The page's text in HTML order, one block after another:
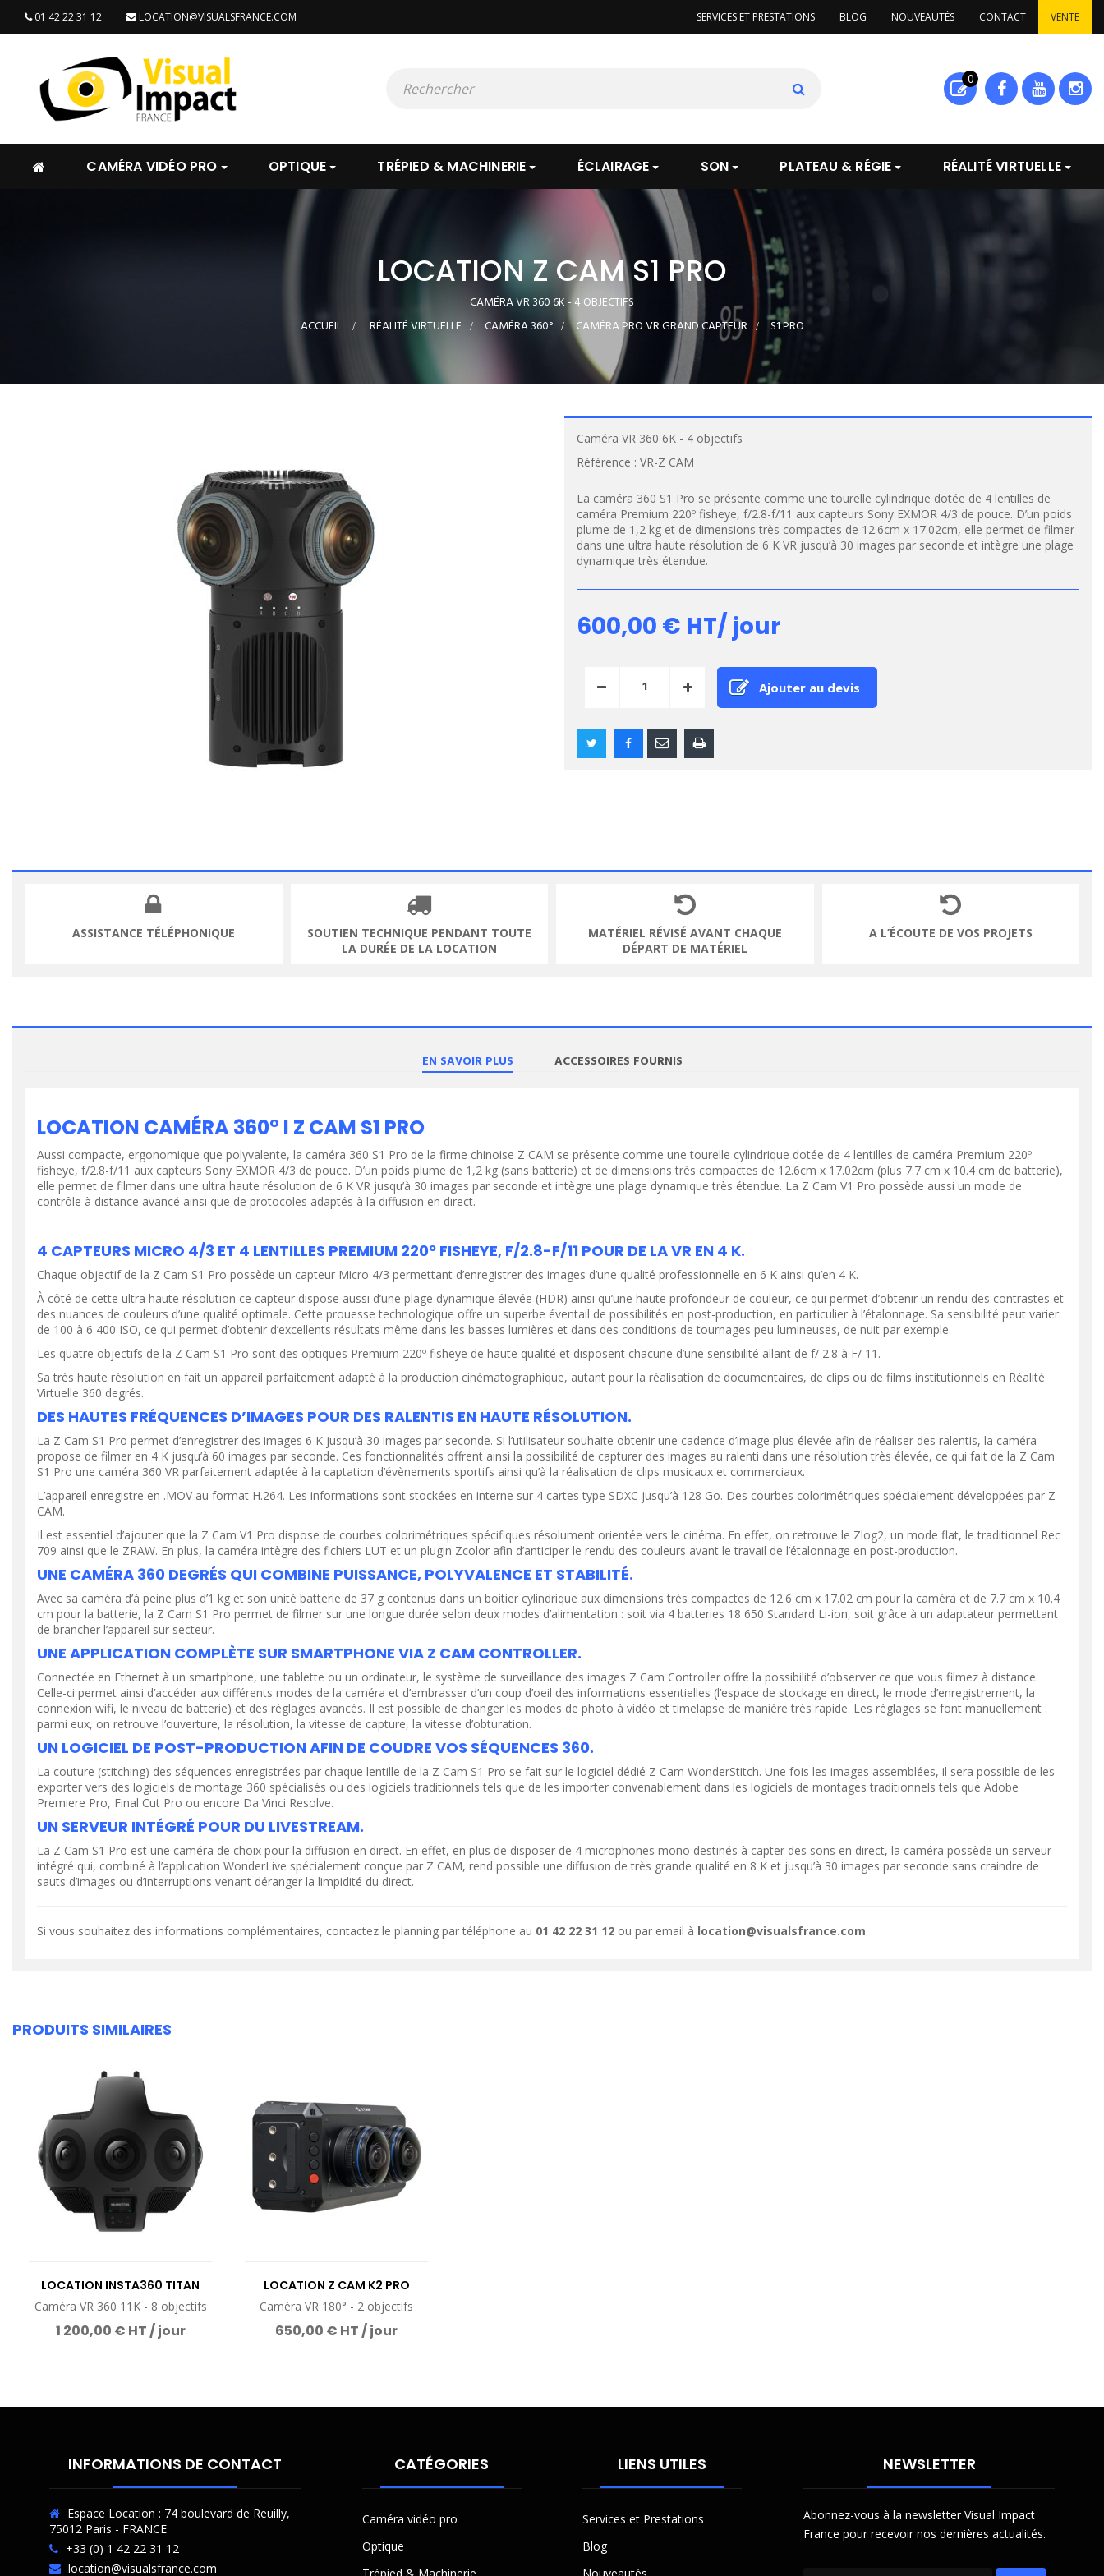
01 42 22 31 12 LOCATION@VISUALSFRANCE.COM SERVICES ET PRESTATIONS BLOG NOUVEAUTÉS CONTACT VENTE
0
CAMÉRA VIDÉO PRO OPTIQUE TRÉPIED & MACHINERIE ÉCLAIRAGE SON PLATEAU & RÉGIE RÉALITÉ VIRTUELLE
LOCATION Z CAM S1 PRO
CAMÉRA VR 360 6K - 4 OBJECTIFS
ACCUEIL > RÉALITÉ VIRTUELLE > CAMÉRA 360° > CAMÉRA PRO VR GRAND CAPTEUR > S1 PRO
Caméra VR 360 6K - 4 objectifs
Référence : VR-Z CAM
La caméra 360 S1 Pro se présente comme une tourelle cylindrique dotée de 4 lentilles de
caméra Premium 220º fisheye, f/2.8-f/11 aux capteurs Sony EXMOR 4/3 de pouce. D’un poids
plume de 1,2 kg et de dimensions très compactes de 12.6cm x 17.02cm, elle permet de filmer
dans une ultra haute résolution de 6 K VR jusqu’à 30 images par seconde et intègre une plage
dynamique très étendue.
600,00 € HT/ jour
Ajouter au devis
ASSISTANCE TÉLÉPHONIQUE
SOUTIEN TECHNIQUE PENDANT TOUTE
LA DURÉE DE LA LOCATION
MATÉRIEL RÉVISÉ AVANT CHAQUE
DÉPART DE MATÉRIEL
A L’ÉCOUTE DE VOS PROJETS
EN SAVOIR PLUS ACCESSOIRES FOURNIS
LOCATION CAMÉRA 360° I Z CAM S1 PRO
Aussi compacte, ergonomique que polyvalente, la caméra 360 S1 Pro de la firme chinoise Z CAM se présente comme une tourelle cylindrique dotée de 4 lentilles de caméra Premium 220º
fisheye, f/2.8-f/11 aux capteurs Sony EXMOR 4/3 de pouce. D’un poids plume de 1,2 kg (sans batterie) et de dimensions très compactes de 12.6cm x 17.02cm (plus 7.7 cm x 10.4 cm de batterie),
elle permet de filmer dans une ultra haute résolution de 6 K VR jusqu’à 30 images par seconde et intègre une plage dynamique très étendue. La Z Cam V1 Pro possède aussi un mode de
contrôle à distance avancé ainsi que de protocoles adaptés à la diffusion en direct.
4 CAPTEURS MICRO 4/3 ET 4 LENTILLES PREMIUM 220º FISHEYE, F/2.8-F/11 POUR DE LA VR EN 4 K.
Chaque objectif de la Z Cam S1 Pro possède un capteur Micro 4/3 permettant d’enregistrer des images d’une qualité professionnelle en 6 K ainsi qu’en 4 K.
À côté de cette ultra haute résolution ce capteur dispose aussi d’une plage dynamique élevée (HDR) ainsi qu’une haute profondeur de couleur, ce qui permet d’obtenir un rendu des contrastes et
des nuances de couleurs d’une qualité optimale. Cette prouesse technologique offre un superbe éventail de possibilités en post-production, en particulier à l’étalonnage. Sa sensibilité peut varier
de 100 à 6 400 ISO, ce qui permet d’obtenir d’excellents résultats même dans les basses lumières et dans des conditions de tournages peu lumineuses, de nuit par exemple.
Les quatre objectifs de la Z Cam S1 Pro sont des optiques Premium 220º fisheye de haute qualité et disposent chacune d’une sensibilité allant de f/ 2.8 à F/ 11.
Sa très haute résolution en fait un appareil parfaitement adapté à la production cinématographique, autant pour la réalisation de documentaires, de clips ou de films institutionnels en Réalité
Virtuelle 360 degrés.
DES HAUTES FRÉQUENCES D’IMAGES POUR DES RALENTIS EN HAUTE RÉSOLUTION.
La Z Cam S1 Pro permet d’enregistrer des images 6 K jusqu’à 30 images par seconde. Si l’utilisateur souhaite obtenir une cadence d’image plus élevée afin de réaliser des ralentis, la caméra
propose de filmer en 4 K jusqu’à 60 images par seconde. Ces fonctionnalités offrent ainsi la possibilité de capturer des images au ralenti dans une résolution très élevée, ce qui fait de la Z Cam
S1 Pro une caméra 360 VR parfaitement adaptée à la captation d’évènements sportifs ainsi qu’à la réalisation de clips musicaux et commerciaux.
L’appareil enregistre en .MOV au format H.264. Les informations sont stockées en interne sur 4 cartes type SDXC jusqu’à 128 Go. Des courbes colorimétriques spécialement développées par Z
CAM.
Il est essentiel d’ajouter que la Z Cam V1 Pro dispose de courbes colorimétriques spécifiques résolument orientée vers le cinéma. En effet, on retrouve le Zlog2, un mode flat, le traditionnel Rec
709 ainsi que le ZRAW. En plus, la caméra intègre des fichiers LUT et un plugin Zcolor afin d’anticiper le rendu des couleurs avant le travail de l’étalonnage en post-production.
UNE CAMÉRA 360 DEGRÉS QUI COMBINE PUISSANCE, POLYVALENCE ET STABILITÉ.
Avec sa caméra d’à peine plus d’1 kg et son unité batterie de 37 g contenus dans un boitier cylindrique aux dimensions très compactes de 12.6 cm x 17.02 cm pour la caméra et de 7.7 cm x 10.4
cm pour la batterie, la Z Cam S1 Pro permet de filmer sur une longue durée selon deux modes d’alimentation : soit via 4 batteries 18 650 Standard Li-ion, soit grâce à un adaptateur permettant
de brancher l’appareil sur secteur.
UNE APPLICATION COMPLÈTE SUR SMARTPHONE VIA Z CAM CONTROLLER.
Connectée en Ethernet à un smartphone, une tablette ou un ordinateur, le système de surveillance des images Z Cam Controller offre la possibilité d’observer ce que vous filmez à distance.
Celle-ci permet ainsi d’accéder aux différents modes de la caméra et d’embrasser d’un coup d’oeil des informations essentielles (l’espace de stockage en direct, le mode d’enregistrement, la
connexion wifi, le niveau de batterie) et des réglages avancés. Il est possible de changer les modes de photo à vidéo et timelapse de manière très rapide. Les réglages se font manuellement :
parmi eux, on retrouve l’ouverture, la résolution, la vitesse de capture, la vitesse d’obturation.
UN LOGICIEL DE POST-PRODUCTION AFIN DE COUDRE VOS SÉQUENCES 360.
La couture (stitching) des séquences enregistrées par chaque lentille de la Z Cam S1 Pro se fait sur le logiciel dédié Z Cam WonderStitch. Une fois les images assemblées, il sera possible de les
exporter vers des logiciels de montage 360 spécialisés ou des logiciels traditionnels tels que de les importer convenablement dans les logiciels de montages traditionnels tels que Adobe
Premiere Pro, Final Cut Pro ou encore Da Vinci Resolve.
UN SERVEUR INTÉGRÉ POUR DU LIVESTREAM.
La Z Cam S1 Pro est une caméra de choix pour la diffusion en direct. En effet, en plus de disposer de 4 microphones mono destinés à capter des sons en direct, la caméra possède un serveur
intégré qui, combiné à l’application WonderLive spécialement conçue par Z CAM, rend possible une diffusion de très grande qualité en 8 K et jusqu’à 30 images par seconde sans craindre de
sauts d’images ou d’interruptions venant déranger la limpidité du direct.
Si vous souhaitez des informations complémentaires, contactez le planning par téléphone au 01 42 22 31 12 ou par email à location@visualsfrance.com.
PRODUITS SIMILAIRES
LOCATION INSTA360 TITAN
Caméra VR 360 11K - 8 objectifs
1 200,00 € HT / jour
LOCATION Z CAM K2 PRO
Caméra VR 180° - 2 objectifs
650,00 € HT / jour
INFORMATIONS DE CONTACT
Espace Location : 74 boulevard de Reuilly,
75012 Paris - FRANCE
+33 (0) 1 42 22 31 12
location@visualsfrance.com
CATÉGORIES
Caméra vidéo pro
Optique
Trépied & Machinerie
LIENS UTILES
Services et Prestations
Blog
Nouveautés
NEWSLETTER
Abonnez-vous à la newsletter Visual Impact
France pour recevoir nos dernières actualités.